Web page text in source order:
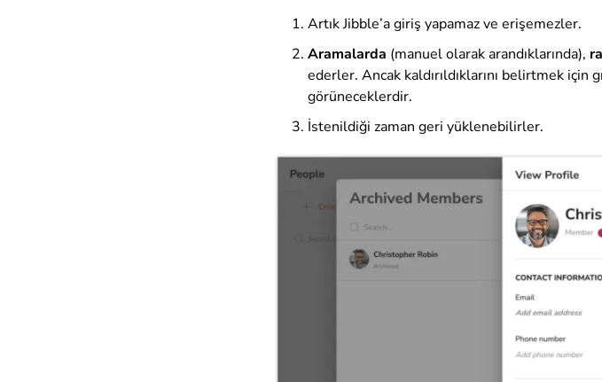
Artık Jibble’a giriş yapamaz ve erişemezler.
Aramalarda (manuel olarak arandıklarında),
ederler. Ancak kaldırıldıklarını belirtmek için
görüneceklerdir.
İstenildiği zaman geri yüklenebilirler.